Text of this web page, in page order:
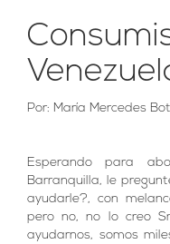
Por: María Mercedes
Esperando para
Barranquilla, le
ayudarle?, con
pero no, no lo creo
ayudarnos, somos